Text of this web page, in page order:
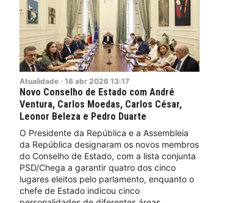
Atualidade · 16 abr 2026 13:17
Novo Conselho de Estado com André
Ventura, Carlos Moedas, Carlos César,
Leonor Beleza e Pedro Duarte
O Presidente da República e a Assembleia
da República designaram os novos membros
do Conselho de Estado, com a lista conjunta
PSD/Chega a garantir quatro dos cinco
lugares eleitos pelo parlamento, enquanto o
chefe de Estado indicou cinco